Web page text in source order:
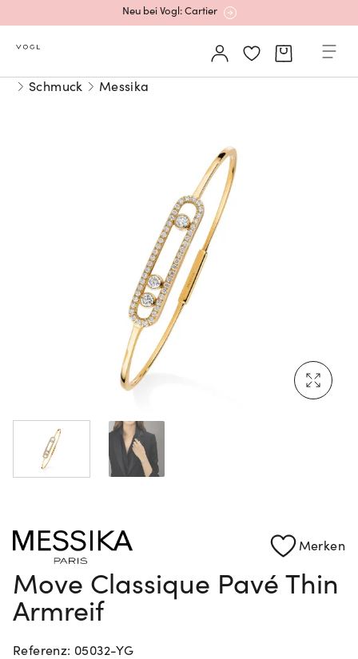
Mehr erfahren: Ikonische Uhren von Cartier
Rolex Certified Pre-Owned entdecken
Neu bei Vogl: Uhren von Grand Seiko
Neu bei Vogl: Cartier
Mehr erfahren: Ikonische Uhren von Cartier
Rolex Certified Pre-Owned entdecken
Schmuck Messika
Merken
Move Classique Pavé Thin
Armreif
Referenz: 05032-YG